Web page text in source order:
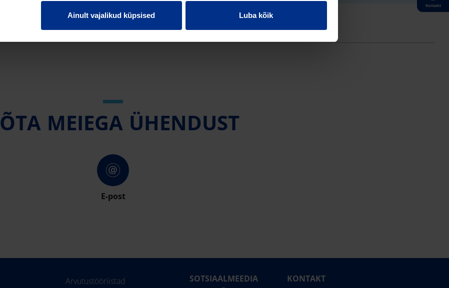
Ainult vajalikud küpsised Luba kõik
MEIEGA ÜHENDUST
E-post
Kontakt
Arvutustööriistad SOTSIAALMEEDIA
KONTAKT